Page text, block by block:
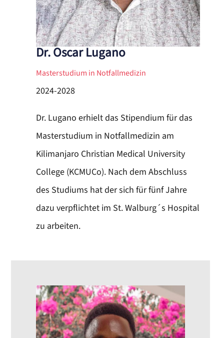
Dr. Oscar Lugano
Masterstudium in Notfallmedizin
2024-2028
Dr. Lugano erhielt das Stipendium für das
Masterstudium in Notfallmedizin am
Kilimanjaro Christian Medical University
College (KCMUCo). Nach dem Abschluss
des Studiums hat der sich für fünf Jahre
dazu verpflichtet im St. Walburg´s Hospital
zu arbeiten.